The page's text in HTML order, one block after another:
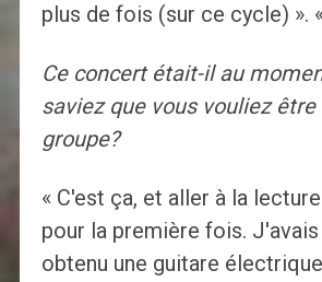
plus de fois (sur ce cycle) ».
Ce concert était-il au
saviez que vous vouliez être
groupe?
« C'est ça, et aller à la
pour la première fois.
obtenu une guitare